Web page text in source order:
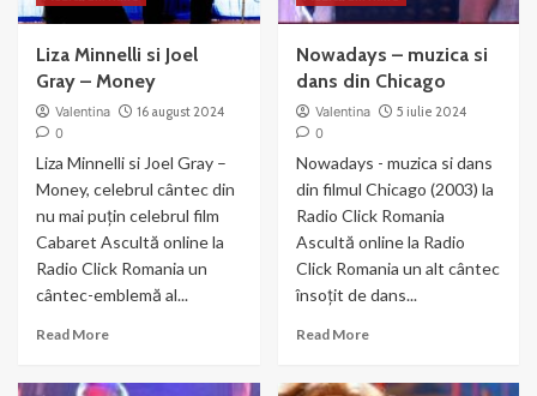
Liza Minnelli si Joel
Gray – Money
Valentina
16 august 2024
0
Liza Minnelli si Joel Gray –
Money, celebrul cântec din
nu mai puțin celebrul film
Cabaret Ascultă online la
Radio Click Romania un
cântec-emblemă al...
Read MoreRead
Nowadays – muzica si
dans din Chicago
Valentina
5 iulie 2024
0
Nowadays - muzica si dans
din filmul Chicago (2003) la
Radio Click Romania
Ascultă online la Radio
Click Romania un alt cântec
însoțit de dans...
Read MoreRead